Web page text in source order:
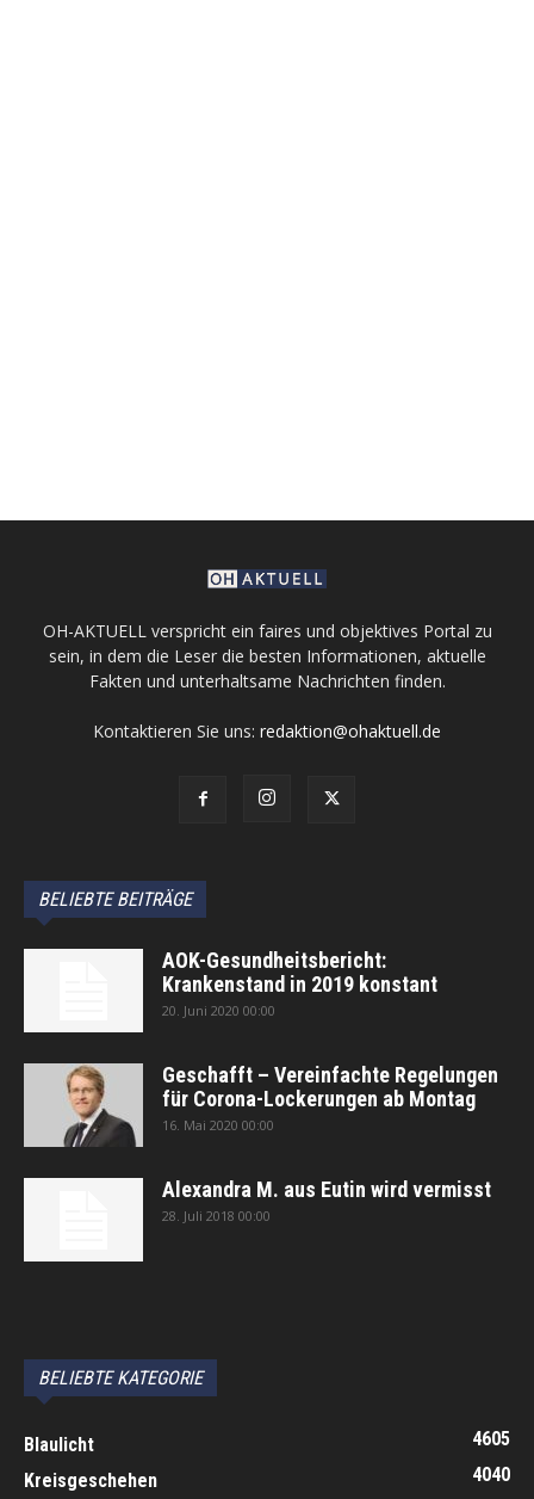
OH-AKTUELL verspricht ein faires und objektives Portal zu
sein, in dem die Leser die besten Informationen, aktuelle
Fakten und unterhaltsame Nachrichten finden.
Kontaktieren Sie uns: redaktion@ohaktuell.de
BELIEBTE BEITRÄGE
AOK-Gesundheitsbericht:
Krankenstand in 2019 konstant
20. Juni 2020 00:00
Geschafft – Vereinfachte Regelungen
für Corona-Lockerungen ab Montag
16. Mai 2020 00:00
Alexandra M. aus Eutin wird vermisst
28. Juli 2018 00:00
BELIEBTE KATEGORIE
Blaulicht
4605
Kreisgeschehen
4040